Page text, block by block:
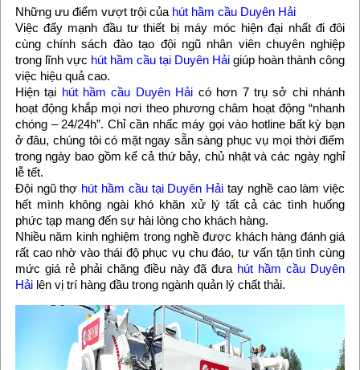
Những ưu điểm vượt trội của hút hầm cầu Duyên Hải
Việc đẩy mạnh đầu tư thiết bị máy móc hiện đại nhất đi đôi
cùng chính sách đào tạo đội ngũ nhân viên chuyên nghiệp
trong lĩnh vực hút hầm cầu tại Duyên Hải giúp hoàn thành công
việc hiệu quả cao.
Hiện tại hút hầm cầu Duyên Hải có hơn 7 trụ sở chi nhánh
hoạt động khắp mọi nơi theo phương châm hoạt động “nhanh
chóng – 24/24h”. Chỉ cần nhấc máy gọi vào hotline bất kỳ bạn
ở đâu, chúng tôi có mặt ngay sẵn sàng phục vụ mọi thời điểm
trong ngày bao gồm kể cả thứ bảy, chủ nhật và các ngày nghỉ
lễ tết.
Đội ngũ thợ hút hầm cầu tại Duyên Hải tay nghề cao làm việc
hết mình không ngài khó khăn xử lý tất cả các tình huống
phức tạp mang đến sự hài lòng cho khách hàng.
Nhiều năm kinh nghiệm trong nghề được khách hàng đánh giá
rất cao nhờ vào thái độ phục vụ chu đáo, tư vấn tận tình cùng
mức giá rẻ phải chăng điều này đã đưa hút hầm cầu Duyên
Hảilên vị trí hàng đầu trong ngành quản lý chất thải.